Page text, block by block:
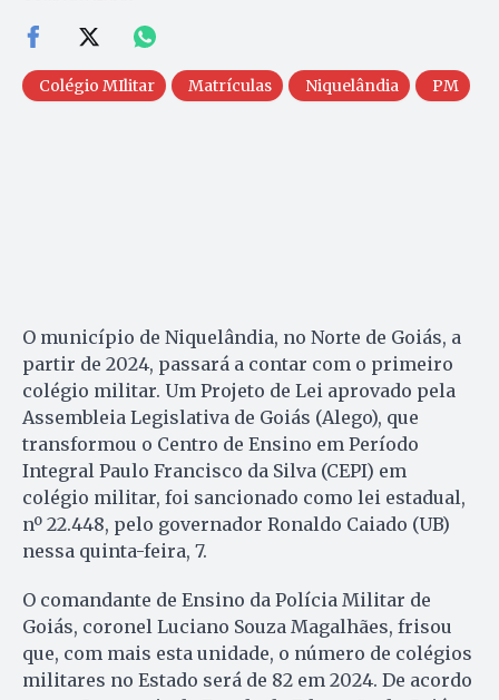
Colégio MIlitar Matrículas Niquelândia PM
O município de Niquelândia, no Norte de Goiás, a
partir de 2024, passará a contar com o primeiro
colégio militar. Um Projeto de Lei aprovado pela
Assembleia Legislativa de Goiás (Alego), que
transformou o Centro de Ensino em Período
Integral Paulo Francisco da Silva (CEPI) em
colégio militar, foi sancionado como lei estadual,
nº 22.448, pelo governador Ronaldo Caiado (UB)
nessa quinta-feira, 7.
O comandante de Ensino da Polícia Militar de
Goiás, coronel Luciano Souza Magalhães, frisou
que, com mais esta unidade, o número de colégios
militares no Estado será de 82 em 2024. De acordo